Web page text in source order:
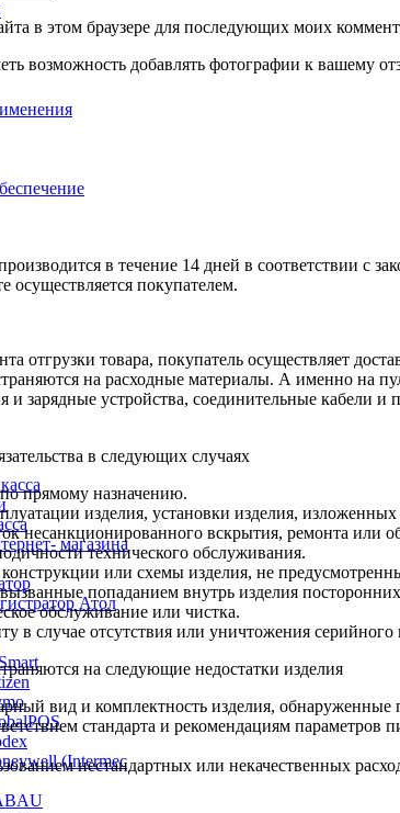
магазина
Атол
(Intermec
в этом браузере для последующих моих
возможность добавлять фотографии к вашему
в течение 14 дней в соответствии
осуществляется покупателем.
отгрузки товара, покупатель осуществляет
на расходные материалы. А именно на
и зарядные устройства, соединительные
в следующих случаях
прямому назначению.
изделия, установки изделия,
несанкционированного вскрытия, ремонта или
технического обслуживания.
или схемы изделия, не
попаданием внутрь изделия
обслуживание или чистка.
в случае отсутствия или уничтожения
на следующие недостатки изделия
вид и комплектность изделия, обнаруженные
стандарта и рекомендациям
нестандартных или некачественных